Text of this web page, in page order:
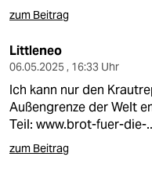
zum Beitrag
Littleneo
06.05.2025 , 16:33 Uhr
Ich kann nur den
Außengrenze der Welt
Teil: www.brot-fuer-die-
zum Beitrag